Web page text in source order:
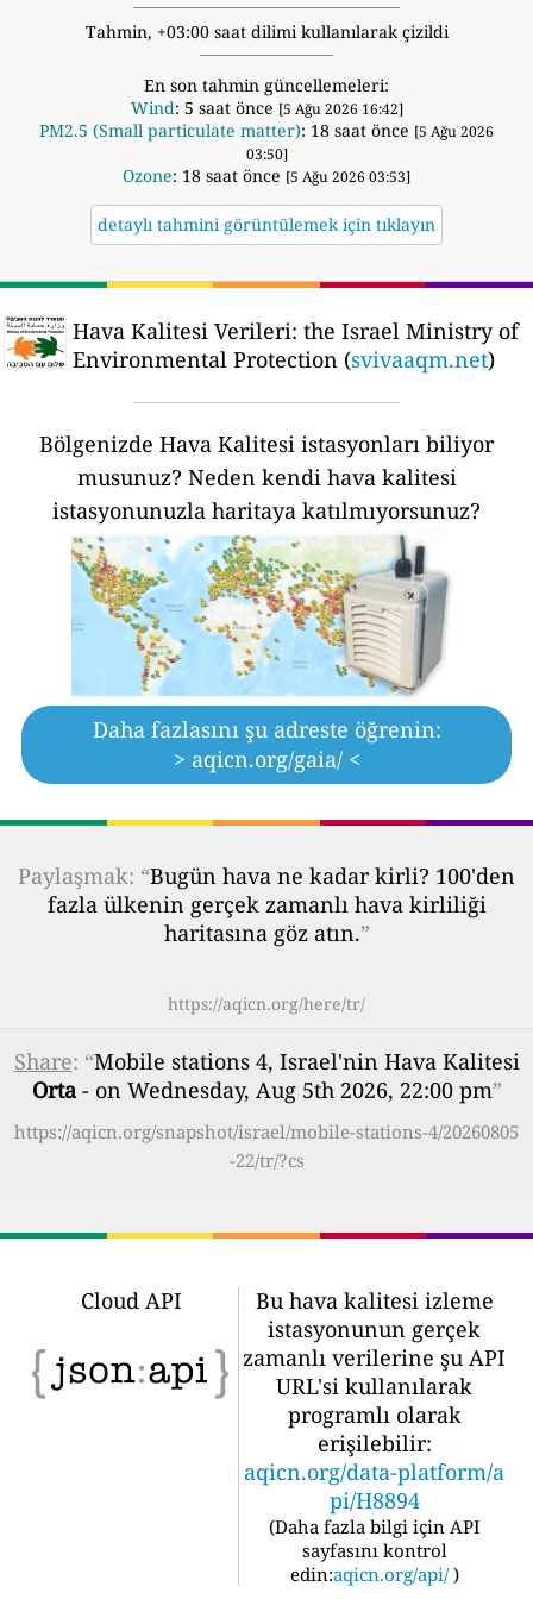
Tahmin, +03:00 saat dilimi kullanılarak çizildi
En son tahmin güncellemeleri:
Wind: 5 saat önce [5 Ağu 2026 16:42]
PM2.5 (Small particulate matter): 18 saat önce [5 Ağu 2026
03:50]
Ozone: 18 saat önce [5 Ağu 2026 03:53]
detaylı tahmini görüntülemek için tıklayın
Hava Kalitesi Verileri: the Israel Ministry of
Environmental Protection (svivaaqm.net)
Bölgenizde Hava Kalitesi istasyonları biliyor
musunuz? Neden kendi hava kalitesi
istasyonunuzla haritaya katılmıyorsunuz?
Daha fazlasını şu adreste öğrenin:
> aqicn.org/gaia/ <
Paylaşmak: “Bugün hava ne kadar kirli? 100'den
fazla ülkenin gerçek zamanlı hava kirliliği
haritasına göz atın.”
https://aqicn.org/here/tr/
Share: “Mobile stations 4, Israel'nin Hava Kalitesi
Orta- on Wednesday, Aug 5th 2026, 22:00 pm”
https://aqicn.org/snapshot/israel/mobile-stations-4/20260805
-22/tr/?cs
Cloud API
Bu hava kalitesi izleme
istasyonunun gerçek
zamanlı verilerine şu API
URL'si kullanılarak
programlı olarak
erişilebilir:
aqicn.org/data-platform/a
pi/H8894
(Daha fazla bilgi için API
sayfasını kontrol
edin:aqicn.org/api/ )